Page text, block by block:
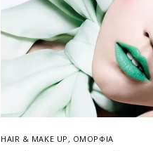
HAIR & MAKE UP , ΟΜΟΡΦΙΑ